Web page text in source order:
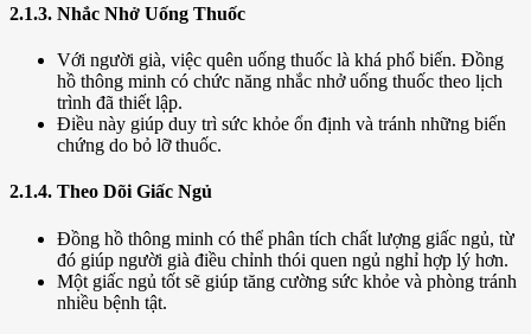
2.1.3. Nhắc Nhở Uống Thuốc
Với người già, việc quên uống thuốc là khá phổ biến. Đồng
hồ thông minh có chức năng nhắc nhở uống thuốc theo lịch
trình đã thiết lập.
Điều này giúp duy trì sức khỏe ổn định và tránh những biến
chứng do bỏ lỡ thuốc.
2.1.4. Theo Dõi Giấc Ngủ
Đồng hồ thông minh có thể phân tích chất lượng giấc ngủ, từ
đó giúp người già điều chỉnh thói quen ngủ nghỉ hợp lý hơn.
Một giấc ngủ tốt sẽ giúp tăng cường sức khỏe và phòng tránh
nhiều bệnh tật.